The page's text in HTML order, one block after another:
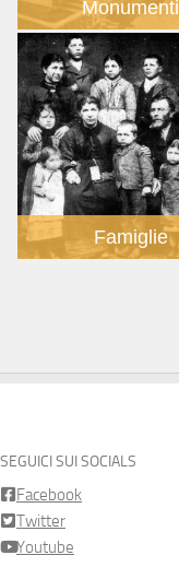
Monumenti
Famiglie
SEGUICI SUI SOCIALS
Facebook
Twitter
Youtube